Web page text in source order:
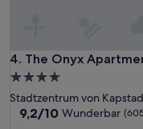
4. The Onyx
The Onyx Apartment
4.0-
Sterne-
Unterkunft
Stadtzentrum von
9.2
9,2/10 Wunderbar